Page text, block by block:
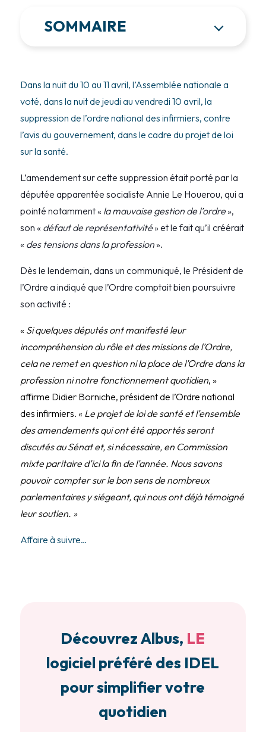
SOMMAIRE
Dans la nuit du 10 au 11 avril, l’Assemblée nationale a
voté, dans la nuit de jeudi au vendredi 10 avril, la
suppression de l’ordre national des infirmiers, contre
l’avis du gouvernement, dans le cadre du projet de loi
sur la santé.
L’amendement sur cette suppression était porté par la
députée apparentée socialiste Annie Le Houerou, qui a
pointé notamment « la mauvaise gestion de l’ordre»,
son « défaut de représentativité» et le fait qu’il créérait
« des tensions dans la profession».
Dès le lendemain, dans un communiqué, le Président de
l’Ordre a indiqué que l’Ordre comptait bien poursuivre
son activité :
« Si quelques députés ont manifesté leur
incompréhension du rôle et des missions de l’Ordre,
cela ne remet en question ni la place de l’Ordre dans la
profession ni notre fonctionnement quotidien, »
affirme Didier Borniche, président de l’Ordre national
des infirmiers. « Le projet de loi de santé et l’ensemble
des amendements qui ont été apportés seront
discutés au Sénat et, si nécessaire, en Commission
mixte paritaire d’ici la fin de l’année. Nous savons
pouvoir compter sur le bon sens de nombreux
parlementaires y siégeant, qui nous ont déjà témoigné
leur soutien. »
Affaire à suivre…
Découvrez Albus, LE
logiciel préféré des IDEL
pour simplifier votre
quotidien